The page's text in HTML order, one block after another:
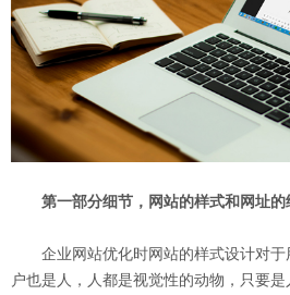
第一部分细节，网站的样式和网址的
企业网站优化时网站的样式设计对于
户也是人，人都是视觉性的动物，只要